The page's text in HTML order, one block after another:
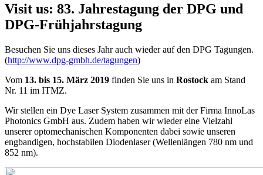
Visit us: 83. Jahrestagung der DPG und
DPG-Frühjahrstagung
Besuchen Sie uns dieses Jahr auch wieder auf den DPG Tagungen.
(http://www.dpg-gmbh.de/tagungen)
Vom 13. bis 15. März 2019 finden Sie uns in Rostock am Stand
Nr. 11 im ITMZ.
Wir stellen ein Dye Laser System zusammen mit der Firma InnoLas
Photonics GmbH aus. Zudem haben wir wieder eine Vielzahl
unserer optomechanischen Komponenten dabei sowie unseren
engbandigen, hochstabilen Diodenlaser (Wellenlängen 780 nm und
852 nm).